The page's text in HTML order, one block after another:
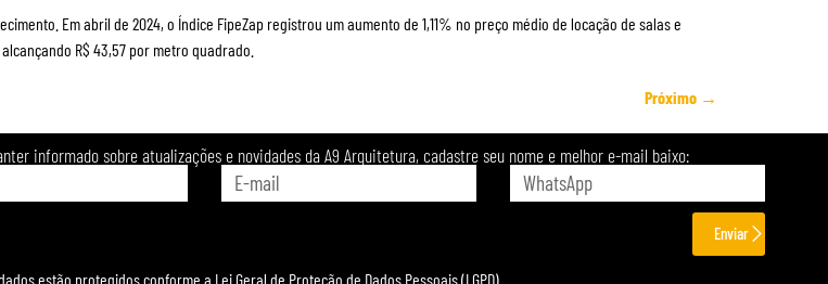
Em abril de 2024, o Índice FipeZap registrou um aumento de 1,11% no preço médio de locação de salas e
R$ 43,57 por metro quadrado.
Próximo →
informado sobre atualizações e novidades da A9 Arquitetura, cadastre seu nome e melhor e-mail baixo:
Enviar
estão protegidos conforme a Lei Geral de Proteção de Dados Pessoais (LGPD).